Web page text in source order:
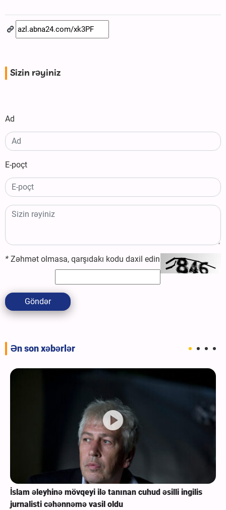
Sizin rəyiniz
Ad
E-poçt
* Zəhmət olmasa, qarşıdakı kodu daxil edin
Göndər
Ən son xəbərlər
İslam əleyhinə mövqeyi ilə tanınan cuhud əsilli ingilis
jurnalisti cəhənnəmə vasil oldu